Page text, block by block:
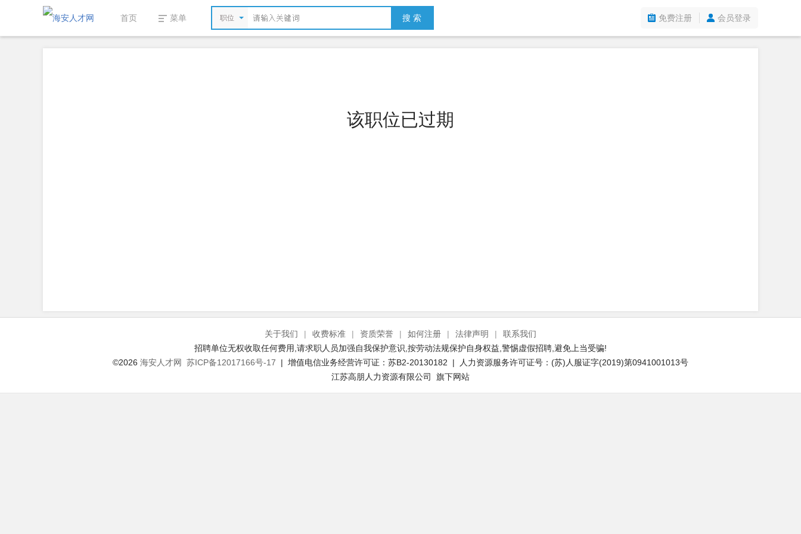
首页 菜单 职位 搜 索 免费注册 会员登录
该职位已过期
关于我们 | 收费标准 | 资质荣誉 | 如何注册 | 法律声明 |
联系我们
招聘单位无权收取任何费用,请求职人员加强自我保护意识,按劳动法规保护自身权益,警惕虚假招聘,避免上当受骗!
©2026 海安人才网 苏ICP备12017166号-17 | 增值电信业务经营许可证：苏B2-20130182 | 人力资源服务许可证号：(苏)人服证字(2019)第0941001013号
江苏高朋人力资源有限公司 旗下网站